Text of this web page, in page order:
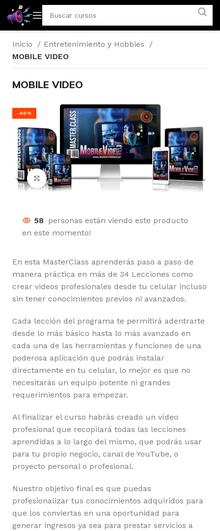
Inicio
Entretenimiento y Hobbies
MOBILE VIDEO
MOBILE VIDEO
-50%
Click para agrandar
58 personas están viendo este producto
en este momento!
En esta MasterClass aprenderás paso a paso de
manera práctica en más de 34 Lecciones como
crear videos profesionales desde tu celular incluso
sin tener conocimientos previos ni avanzados.
Cada lección del programa te permitirá adentrarte
desde lo más básico hasta lo más avanzado en
cada una de las herramientas y funciones de una
poderosa aplicación que podrás instalar
directamente en tu celular, lo mejor es que no
necesitarás un equipo potente ni grandes
requerimientos para empezar.
Al finalizar el curso habrás creado un vídeo
profesional que recopilará todas las lecciones
aprendidas a lo largo del mismo, que podrás usar
para tu propio negocio, canal de YouTube, o
proyecto personal o profesional.
Nuestro objetivo final es que puedas
profesionalizar tus conocimientos adquiridos para
que los conviertas en una oportunidad para
generar ingresos ya sea para prestar servicios a